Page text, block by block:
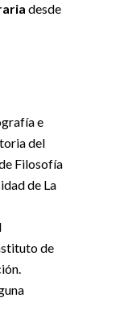
desde
e
del
Filosofía
de La
de